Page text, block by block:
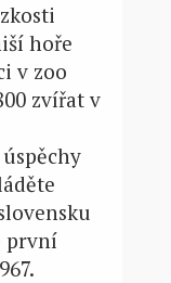
hoře
v zoo
zvířat v
první